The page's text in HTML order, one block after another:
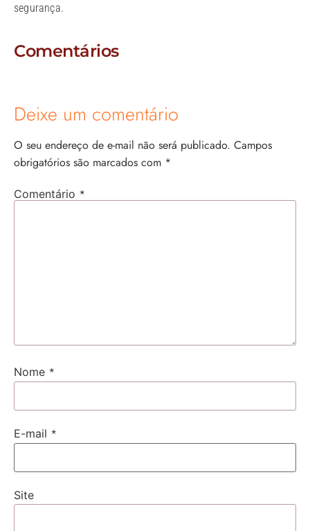
segurança.
Comentários
Deixe um comentário
O seu endereço de e-mail não será publicado. Campos
obrigatórios são marcados com *
Comentário *
Nome *
E-mail *
Site